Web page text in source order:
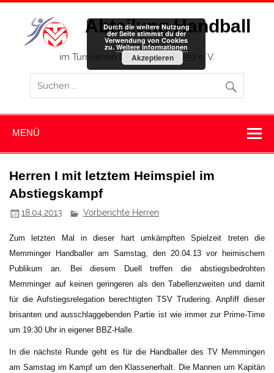
Zum
springen
Abteilung Handball
im Turnverein Memmingen 1859 e. V.
MENÜ
Herren I mit letztem Heimspiel im
Abstiegskampf
18.04.2013 Vorberichte Herren
Zum letzten Mal in dieser hart umkämpften Spielzeit treten die
Memminger Handballer am Samstag, den 20.04.13 vor heimischem
Publikum an. Bei diesem Duell treffen die abstiegsbedrohten
Memminger auf keinen geringeren als den Tabellenzweiten und damit
für die Aufstiegsrelegation berechtigten TSV Trudering. Anpfiff dieser
brisanten und ausschlaggebenden Partie ist wie immer zur Prime-Time
um 19:30 Uhr in eigener BBZ-Halle.
In die nächste Runde geht es für die Handballer des TV Memmingen
am Samstag im Kampf um den Klassenerhalt. Die Mannen um Kapitän
Durch die weitere Nutzung
der Seite stimmst du der
Verwendung von Cookies
zu. Weitere Informationen
Akzeptieren